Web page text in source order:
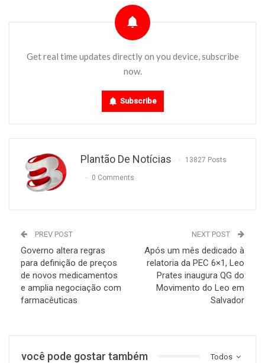
Get real time updates directly on you device, subscribe
now.
Subscribe
Plantão De Notícias 13827 Posts
0 Comments
PREV POST
Governo altera regras
para definição de preços
de novos medicamentos
e amplia negociação com
farmacêuticas
NEXT POST
Após um mês dedicado à
relatoria da PEC 6×1, Leo
Prates inaugura QG do
Movimento do Leo em
Salvador
Todos
você pode gostar também